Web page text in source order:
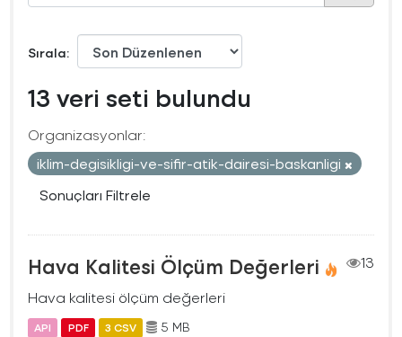
Sırala
13 veri seti bulundu
Organizasyonlar:
iklim-degisikligi-ve-sifir-atik-dairesi-baskanligi
Sonuçları Filtrele
Hava Kalitesi Ölçüm Değerleri
13
Hava kalitesi ölçüm değerleri
API PDF 3 CSV 5 MB